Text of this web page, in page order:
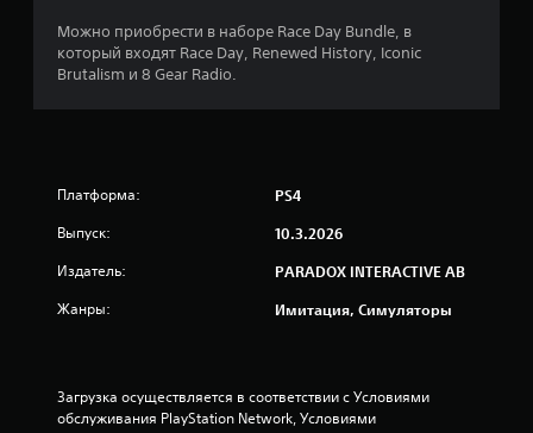
а
о
Можно приобрести в наборе Race Day Bundle, в
который входят Race Day, Renewed History, Iconic
Brutalism и 8 Gear Radio.
Платформа: PS4
Выпуск: 10.3.2026
Издатель: PARADOX INTERACTIVE AB
Жанры: Имитация, Симуляторы
Загрузка осуществляется в соответствии с Условиями
обслуживания PlayStation Network, Условиями